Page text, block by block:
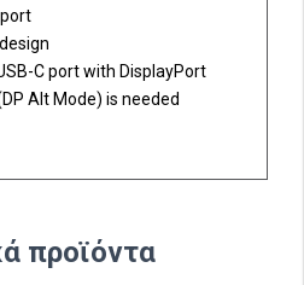
C port with DisplayPort
Alt Mode) is needed
προϊόντα